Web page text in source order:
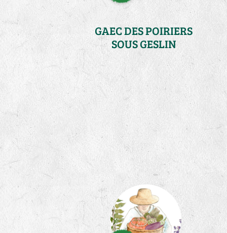
GAEC DES POIRIERS
SOUS GESLIN
Ille-et-Vilaine